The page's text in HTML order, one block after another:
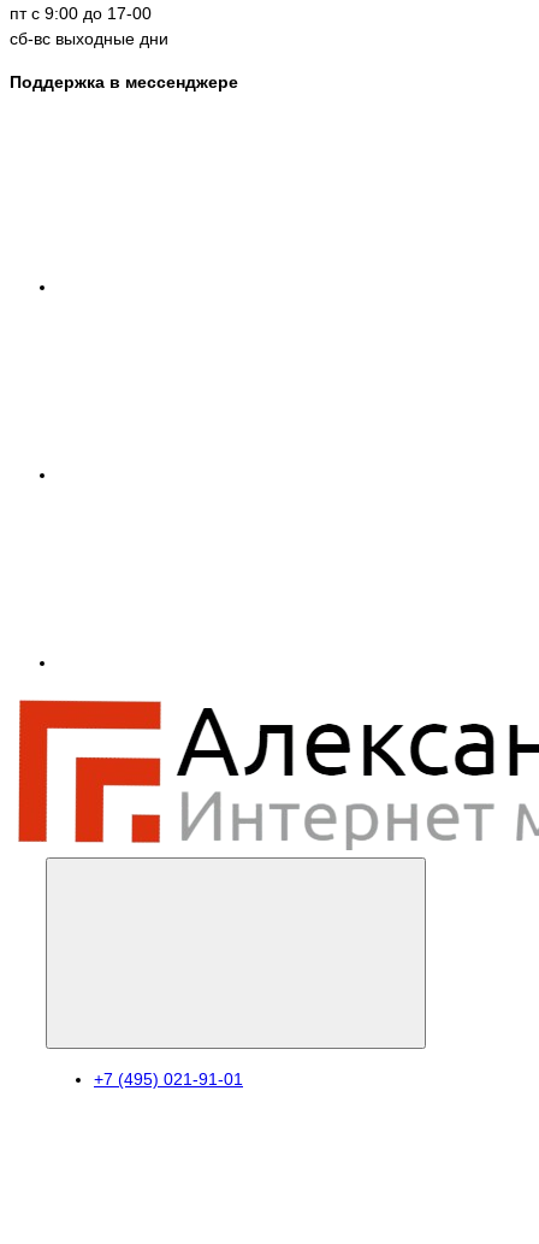
пт с 9:00 до 17-00
сб-вс выходные дни
Поддержка в мессенджере
+7 (495) 021-91-01